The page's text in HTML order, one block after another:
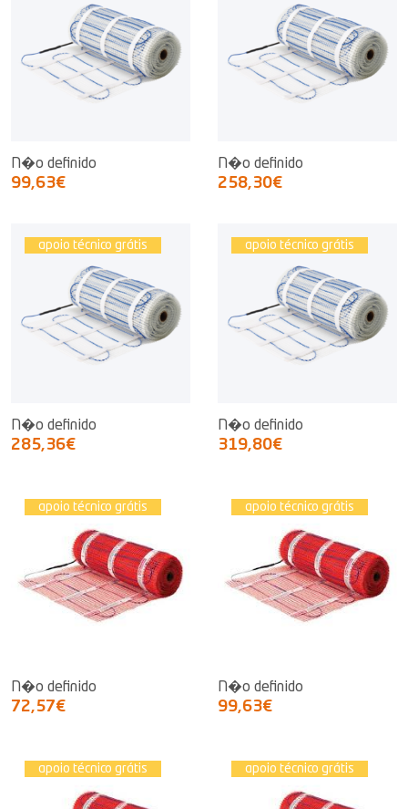
N�o definido
99,63€
N�o definido
258,30€
apoio técnico grátis
N�o definido
285,36€
apoio técnico grátis
N�o definido
319,80€
apoio técnico grátis
N�o definido
72,57€
apoio técnico grátis
N�o definido
99,63€
apoio técnico grátis apoio técnico grátis